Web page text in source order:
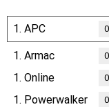
1. APC 0
1. Armac 0
1. Online 0
1. Powerwalker 0